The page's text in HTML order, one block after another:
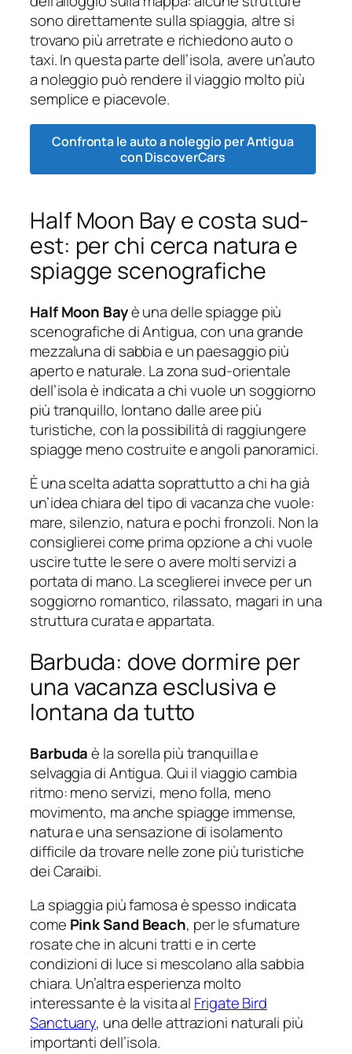
sono direttamente sulla spiaggia, altre si
trovano più arretrate e richiedono auto o
taxi. In questa parte dell’isola, avere un’auto
a noleggio può rendere il viaggio molto più
semplice e piacevole.
Confronta le auto a noleggio per Antigua
con DiscoverCars
Half Moon Bay e costa sud-
est: per chi cerca natura e
spiagge scenografiche
Half Moon Bayè una delle spiagge più
scenografiche di Antigua, con una grande
mezzaluna di sabbia e un paesaggio più
aperto e naturale. La zona sud-orientale
dell’isola è indicata a chi vuole un soggiorno
più tranquillo, lontano dalle aree più
turistiche, con la possibilità di raggiungere
spiagge meno costruite e angoli panoramici.
È una scelta adatta soprattutto a chi ha già
un’idea chiara del tipo di vacanza che vuole:
mare, silenzio, natura e pochi fronzoli. Non la
consiglierei come prima opzione a chi vuole
uscire tutte le sere o avere molti servizi a
portata di mano. La sceglierei invece per un
soggiorno romantico, rilassato, magari in una
struttura curata e appartata.
Barbuda: dove dormire per
una vacanza esclusiva e
lontana da tutto
Barbudaè la sorella più tranquilla e
selvaggia di Antigua. Qui il viaggio cambia
ritmo: meno servizi, meno folla, meno
movimento, ma anche spiagge immense,
natura e una sensazione di isolamento
difficile da trovare nelle zone più turistiche
dei Caraibi.
La spiaggia più famosa è spesso indicata
come Pink Sand Beach, per le sfumature
rosate che in alcuni tratti e in certe
condizioni di luce si mescolano alla sabbia
chiara. Un’altra esperienza molto
interessante è la visita al Frigate Bird
Sanctuary, una delle attrazioni naturali più
importanti dell’isola.